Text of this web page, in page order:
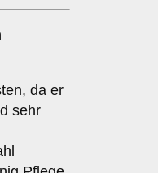
da er
sehr